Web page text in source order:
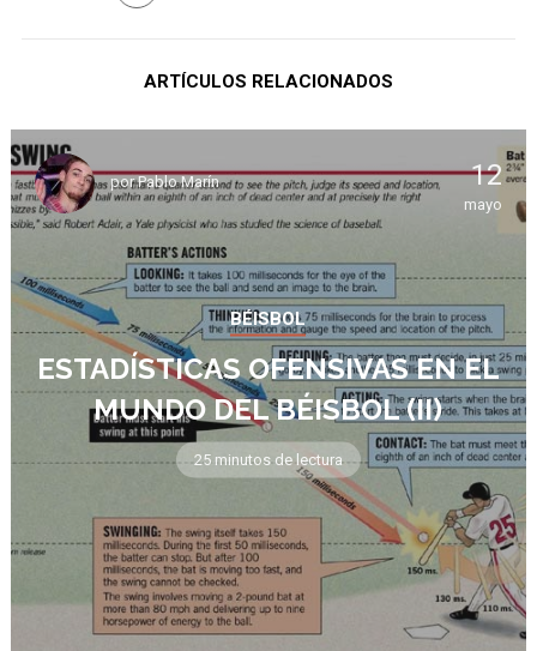
ARTÍCULOS RELACIONADOS
porPablo Marín 12
mayo
BÉISBOL
ESTADÍSTICAS OFENSIVAS EN EL
MUNDO DEL BÉISBOL (II)
25 minutos de lectura